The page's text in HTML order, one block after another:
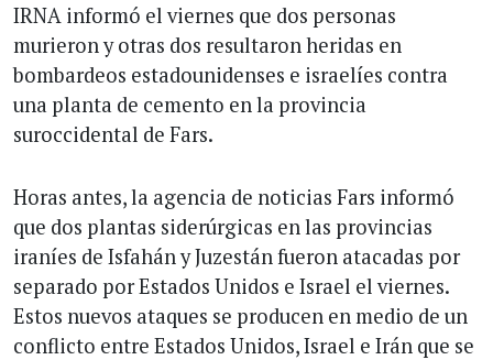
IRNA informó el viernes que dos personas
murieron y otras dos resultaron heridas en
bombardeos estadounidenses e israelíes contra
una planta de cemento en la provincia
suroccidental de Fars.
Horas antes, la agencia de noticias Fars informó
que dos plantas siderúrgicas en las provincias
iraníes de Isfahán y Juzestán fueron atacadas por
separado por Estados Unidos e Israel el viernes.
Estos nuevos ataques se producen en medio de un
conflicto entre Estados Unidos, Israel e Irán que se